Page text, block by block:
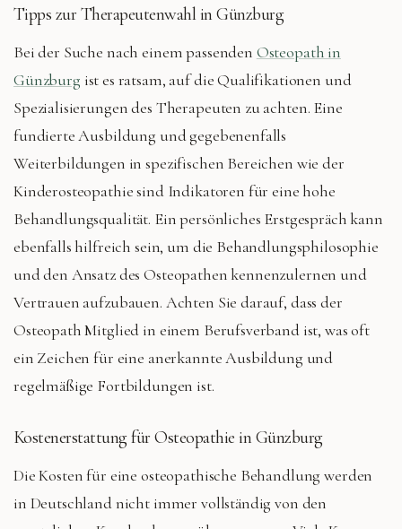
Tipps zur Therapeutenwahl in Günzburg
Bei der Suche nach einem passenden Osteopath in
Günzburg ist es ratsam, auf die Qualifikationen und
Spezialisierungen des Therapeuten zu achten. Eine
fundierte Ausbildung und gegebenenfalls
Weiterbildungen in spezifischen Bereichen wie der
Kinderosteopathie sind Indikatoren für eine hohe
Behandlungsqualität. Ein persönliches Erstgespräch kann
ebenfalls hilfreich sein, um die Behandlungsphilosophie
und den Ansatz des Osteopathen kennenzulernen und
Vertrauen aufzubauen. Achten Sie darauf, dass der
Osteopath Mitglied in einem Berufsverband ist, was oft
ein Zeichen für eine anerkannte Ausbildung und
regelmäßige Fortbildungen ist.
Kostenerstattung für Osteopathie in Günzburg
Die Kosten für eine osteopathische Behandlung werden
in Deutschland nicht immer vollständig von den